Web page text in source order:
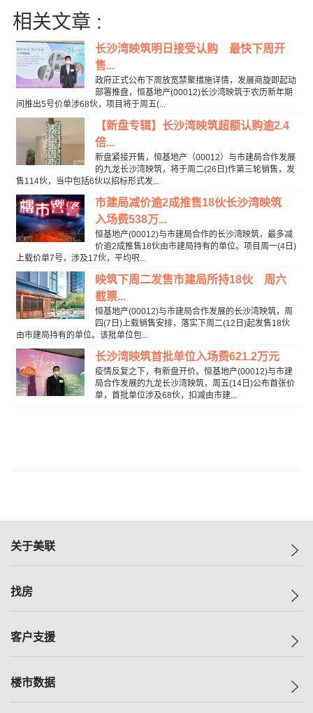
相关文章 :
长沙湾映筑明日接受认购 最快下周开
售...
政府正式公布下周放宽禁聚措施详情，发展商旋即起动
部署推盘，恒基地产(00012)长沙湾映筑于农历新年期
间推出5号价单涉68伙，项目将于周五(...
【新盘专辑】长沙湾映筑超额认购逾2.4
倍...
新盘紧接开售，恒基地产（00012）与市建局合作发展
的九龙长沙湾映筑，将于周二(26日)作第三轮销售，发
售114伙，当中包括6伙以招标形式发...
市建局减价逾2成推售18伙长沙湾映筑
入场费538万...
恒基地产(00012)与市建局合作的长沙湾映筑，最多减
价逾2成推售18伙由市建局持有的单位。项目周一(4日)
上载价单7号，涉及17伙，平均呎...
映筑下周二发售市建局所持18伙 周六
截票...
恒基地产(00012)与市建局合作发展的长沙湾映筑，周
四(7日)上载销售安排，落实下周二(12日)起发售18伙
由市建局持有的单位。该批单位包...
长沙湾映筑首批单位入场费621.2万元
疫情反复之下，有新盘开价。恒基地产(00012)与市建
局合作发展的九龙长沙湾映筑，周五(14日)公布首张价
单，首批单位涉及68伙，扣减由市建...
关于美联
美联集团
人才招募
找房
一手新房
减价
客户支援
自助放盘
楼市数据